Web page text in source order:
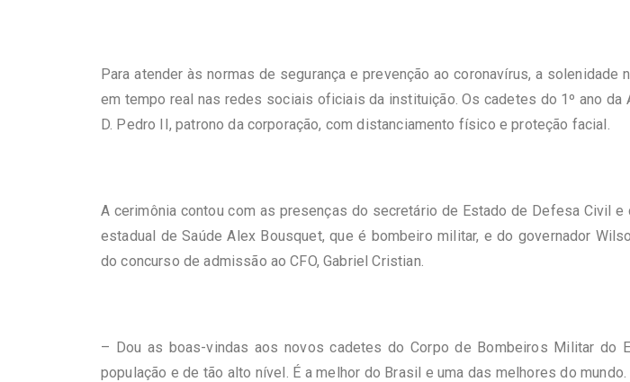
Para atender às normas de segurança e prevenção ao coronavírus, a
em tempo real nas redes sociais oficiais da instituição. Os cadetes do 1º ano
D. Pedro II, patrono da corporação, com distanciamento físico e proteção facial.
A cerimônia contou com as presenças do secretário de Estado de Defesa Civil
estadual de Saúde Alex Bousquet, que é bombeiro militar, e do governador
do concurso de admissão ao CFO, Gabriel Cristian.
– Dou as boas-vindas aos novos cadetes do Corpo de Bombeiros Militar do
população e de tão alto nível. É a melhor do Brasil e uma das melhores do